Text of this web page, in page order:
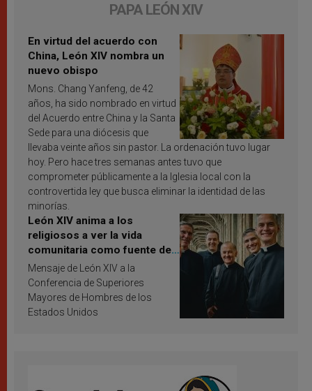
PAPA LEÓN XIV
En virtud del acuerdo con
China, León XIV nombra un
nuevo obispo
Mons. Chang Yanfeng, de 42
años, ha sido nombrado en virtud
del Acuerdo entre China y la Santa
Sede para una diócesis que
llevaba veinte años sin pastor. La ordenación tuvo lugar
hoy. Pero hace tres semanas antes tuvo que
comprometer públicamente a la Iglesia local con la
controvertida ley que busca eliminar la identidad de las
minorías.
León XIV anima a los
religiosos a ver la vida
comunitaria como fuente de
inspiración y santificación
Mensaje de León XIV a la
Conferencia de Superiores
Mayores de Hombres de los
Estados Unidos